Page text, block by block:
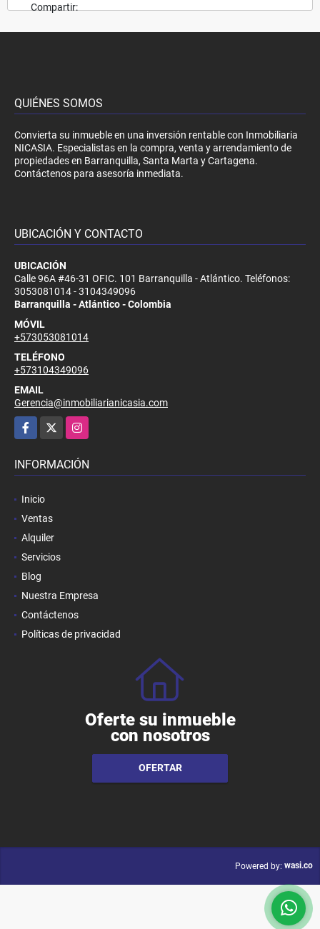
Compartir:
QUIÉNES SOMOS
Convierta su inmueble en una inversión rentable con Inmobiliaria
NICASIA. Especialistas en la compra, venta y arrendamiento de
propiedades en Barranquilla, Santa Marta y Cartagena.
Contáctenos para asesoría inmediata.
UBICACIÓN Y CONTACTO
UBICACIÓN
Calle 96A #46-31 OFIC. 101 Barranquilla - Atlántico. Teléfonos:
3053081014 - 3104349096
Barranquilla - Atlántico - Colombia
MÓVIL
+573053081014
TELÉFONO
+573104349096
EMAIL
Gerencia@inmobiliarianicasia.com
Facebook
Instagram
INFORMACIÓN
Inicio
Ventas
Alquiler
Servicios
Blog
Nuestra Empresa
Contáctenos
Políticas de privacidad
Oferte su inmueble
con nosotros
OFERTAR
Powered by: wasi.co